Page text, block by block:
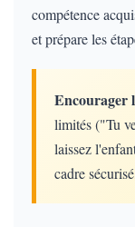
compétence
et prépare les
Encourager
limités ("Tu
laissez
cadre